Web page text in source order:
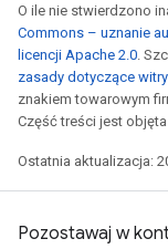
O ile nie stwierdzono
Commons – uznanie
licencji Apache 2.0.
zasady dotyczące
znakiem towarowym
Część treści jest objęta
Ostatnia aktualizacja:
Pozostawaj w